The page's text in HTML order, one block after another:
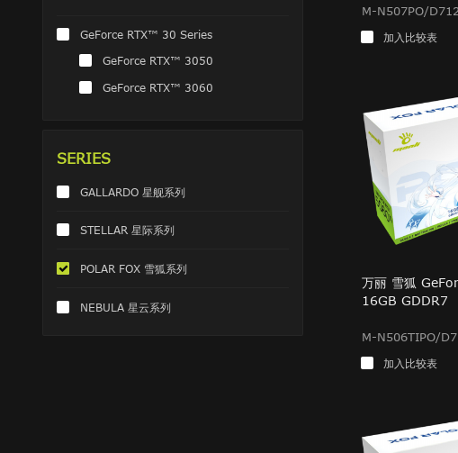
GeForce RTX™ 30 Series
GeForce RTX™ 3050
GeForce RTX™ 3060
SERIES
GALLARDO 星舰系列
STELLAR 星际系列
POLAR FOX 雪狐系列
NEBULA 星云系列
M-N507PO/
加入比较表
万丽 雪狐
16GB GDDR7
M-N506TIPO/
加入比较表